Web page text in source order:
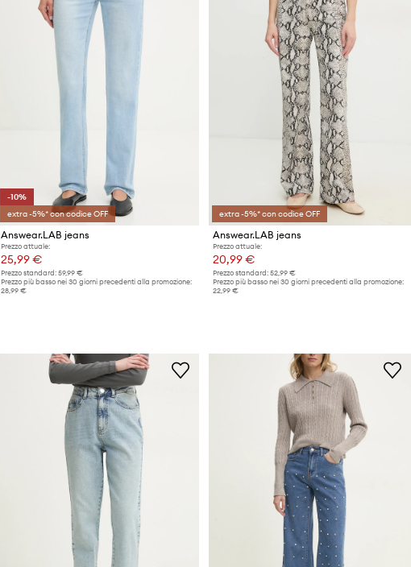
-10%
extra -5%* con codice OFF
Answear.LAB jeans
Prezzo attuale:
25,99 €
Prezzo standard: 59,99 €
Prezzo più basso nei 30 giorni precedenti alla promozione:
28,99 €
extra -5%* con codice OFF
Answear.LAB jeans
Prezzo attuale:
20,99 €
Prezzo standard: 52,99 €
Prezzo più basso nei 30 giorni precedenti alla promozione:
22,99 €